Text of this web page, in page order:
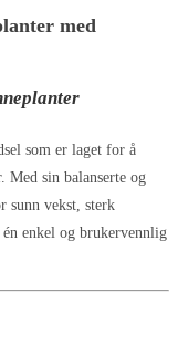
med
som er laget for å
Med sin balanserte og
sunn vekst, sterk
enkel og brukervennlig